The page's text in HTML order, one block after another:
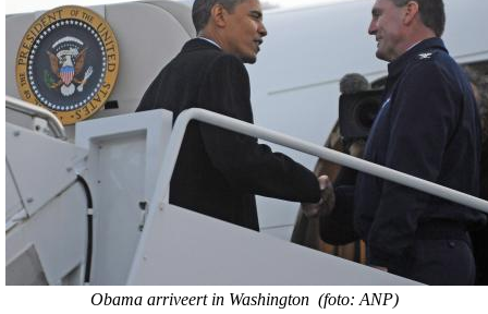
Obama arriveert in Washington (foto: ANP)